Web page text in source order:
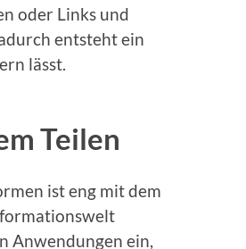
oder Links und
entsteht ein
lässt.
Teilen
ist eng mit dem
Anwendungen ein,